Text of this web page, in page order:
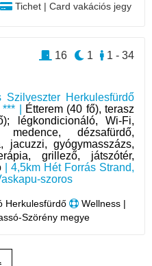
Tichet | Card vakációs jegy
Szilveszter Herkulesfürdő
|
Étterem (40 fő), terasz
légkondicionáló, Wi-Fi,
medence, dézsafürdő,
jacuzzi, gyógymasszázs,
grillező, játszótér,
| 4,5km Hét Forrás Strand,
szoros
Herkulesfürdő
Wellness |
Szörény megye
1 - 34
1
16